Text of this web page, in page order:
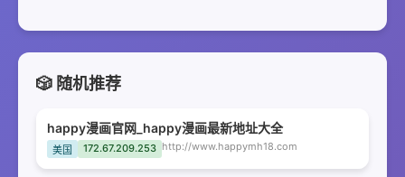
🎲 随机推荐
happy漫画官网_happy漫画最新地址大全
美国 172.67.209.253 http://www.happymh18.com